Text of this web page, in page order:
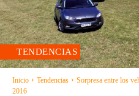
TENDENCIAS
Inicio Tendencias
Sorpresa entre los
2016